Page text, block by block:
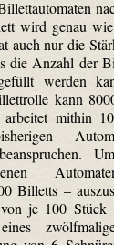
wird genau
auch nur die
die Anzahl der
werden
kann
mithin
Billetts –
je 100 Stück